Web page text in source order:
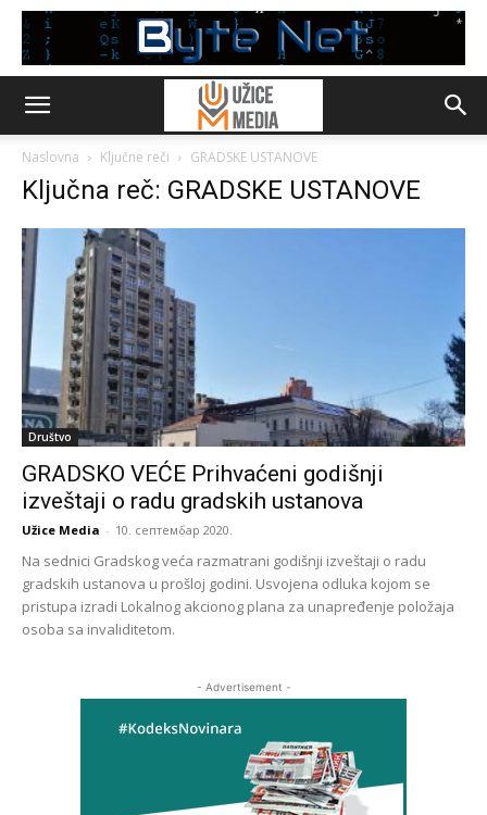
Naslovna Ključne reči GRADSKE USTANOVE
Ključna reč: GRADSKE USTANOVE
Društvo
GRADSKO VEĆE Prihvaćeni godišnji
izveštaji o radu gradskih ustanova
Užice Media - 10. септембар 2020.
Na sednici Gradskog veća razmatrani godišnji izveštaji o radu
gradskih ustanova u prošloj godini. Usvojena odluka kojom se
pristupa izradi Lokalnog akcionog plana za unapređenje položaja
osoba sa invaliditetom.
- Advertisement -